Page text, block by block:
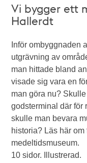
Vi bygger ett
Hallerdt
Inför ombyggnaden
utgrävning av
man hittade bland
visade sig vara en
man göra nu?
godsterminal där för
skulle man bevara
historia? Läs här
medeltidsmuseum.
10 sidor. Illustrerad.